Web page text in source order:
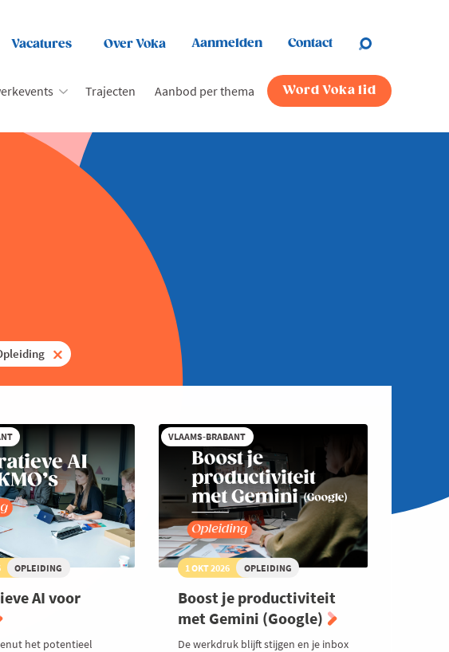
Vacatures Over Voka Aanmelden Contact
Trajecten Aanbod per thema Word Voka lid
OPLEIDING
AI voor
het potentieel
VLAAMS-BRABANT
1 OKT 2026 OPLEIDING
Boost je productiviteit
met Gemini (Google)
De werkdruk blijft stijgen en je inbox